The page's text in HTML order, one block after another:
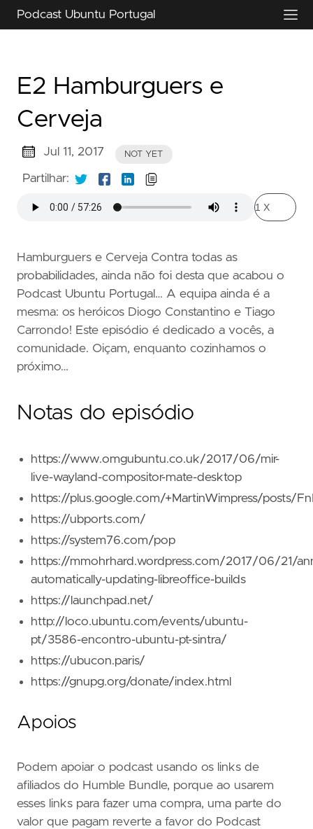
Podcast Ubuntu Portugal
E2 Hamburguers e
Cerveja
Jul 11, 2017 NOT YET
Partilhar:
Hamburguers e Cerveja Contra todas as
probabilidades, ainda não foi desta que acabou o
Podcast Ubuntu Portugal… A equipa ainda é a
mesma: os heróicos Diogo Constantino e Tiago
Carrondo! Este episódio é dedicado a vocês, a
comunidade. Oiçam, enquanto cozinhamos o
próximo…
Notas do episódio
https://www.omgubuntu.co.uk/2017/06/mir-
live-wayland-compositor-mate-desktop
https://plus.google.com/+MartinWimpress/posts/
https://ubports.com/
https://system76.com/pop
https://mmohrhard.wordpress.com/2017/06/21/
automatically-updating-libreoffice-builds
https://launchpad.net/
http://loco.ubuntu.com/events/ubuntu-
pt/3586-encontro-ubuntu-pt-sintra/
https://ubucon.paris/
https://gnupg.org/donate/index.html
Apoios
Podem apoiar o podcast usando os links de
afiliados do Humble Bundle, porque ao usarem
esses links para fazer uma compra, uma parte do
valor que pagam reverte a favor do Podcast